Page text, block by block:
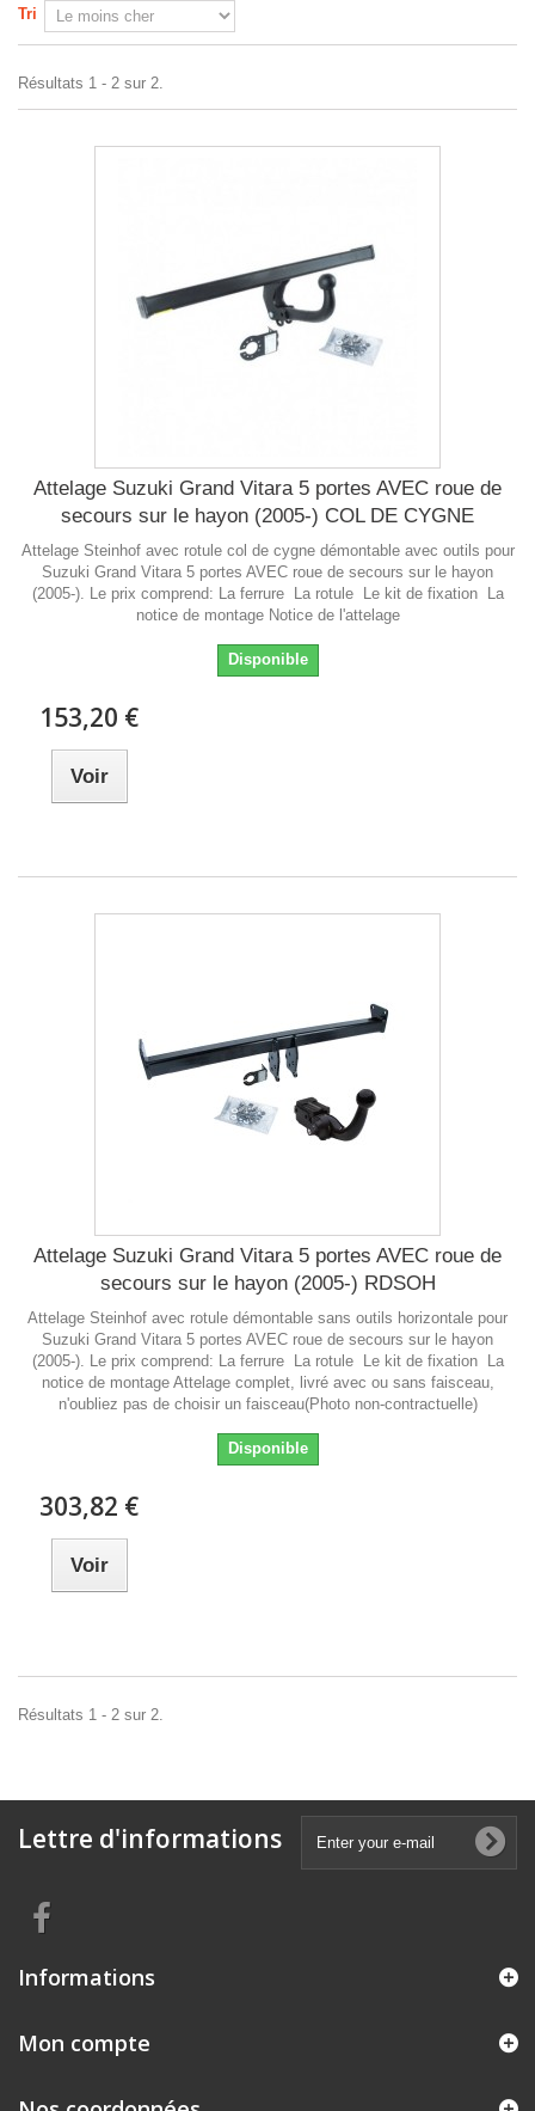
Tri
Résultats 1 - 2 sur 2.
Attelage Suzuki Grand Vitara 5 portes AVEC roue de
secours sur le hayon (2005-) COL DE CYGNE
Attelage Steinhof avec rotule col de cygne démontable avec outils pour
Suzuki Grand Vitara 5 portes AVEC roue de secours sur le hayon
(2005-). Le prix comprend: La ferrure La rotule Le kit de fixation La
notice de montage Notice de l'attelage
Disponible
153,20 €
Voir
Attelage Suzuki Grand Vitara 5 portes AVEC roue de
secours sur le hayon (2005-) RDSOH
Attelage Steinhof avec rotule démontable sans outils horizontale pour
Suzuki Grand Vitara 5 portes AVEC roue de secours sur le hayon
(2005-). Le prix comprend: La ferrure La rotule Le kit de fixation La
notice de montage Attelage complet, livré avec ou sans faisceau,
n'oubliez pas de choisir un faisceau(Photo non-contractuelle)
Disponible
303,82 €
Voir
Résultats 1 - 2 sur 2.
Lettre d'informations
Informations
Mon compte